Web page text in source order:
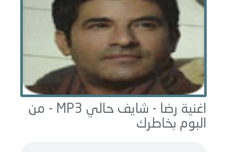
اغنية رضا - شايف حالي
MP3 - من
البوم بخاطرك